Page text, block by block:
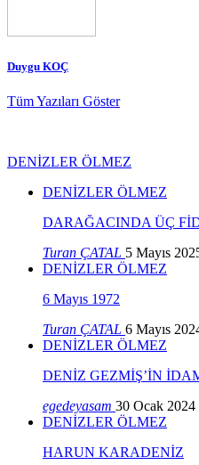
Duygu KOÇ
Tüm Yazıları Göster
DENİZLER ÖLMEZ
DENİZLER ÖLMEZ
DARAĞACINDA ÜÇ
Turan ÇATAL 5 Mayıs
DENİZLER ÖLMEZ
6 Mayıs 1972
Turan ÇATAL 6 Mayıs
DENİZLER ÖLMEZ
DENİZ GEZMİŞ’İN
egedeyasam 30 Ocak 2024
DENİZLER ÖLMEZ
HARUN KARADENİZ